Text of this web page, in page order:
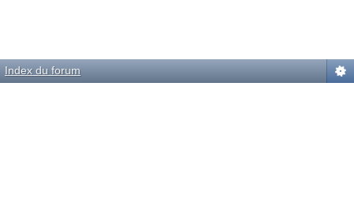
Index du forum